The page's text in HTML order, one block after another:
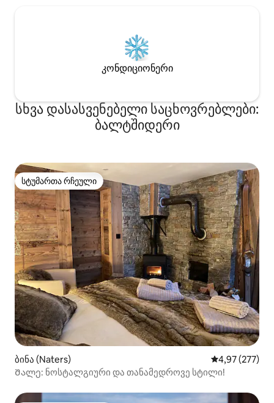
კონდიციონერი
სხვა დასასვენებელი საცხოვრებლები:
ბალტშიდერი
სტუმართა რჩეული
სტუმართა რჩეული
ბინა (Naters) საშუალო
4,97 (277)
Შალე: ნოსტალგიური და თანამედროვე სტილი!